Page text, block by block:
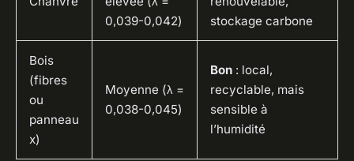
0,039-0,042)
stockage carbone
Bois
(fibres
ou
panneau
x)
Moyenne (λ =
0,038-0,045)
Bon : local,
recyclable, mais
sensible à
l’humidité